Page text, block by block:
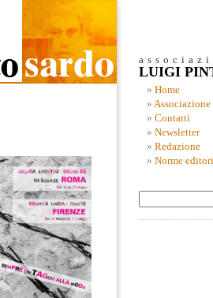
LUIGI
Home
Associazione
Contatti
Newsletter
Redazione
Norme